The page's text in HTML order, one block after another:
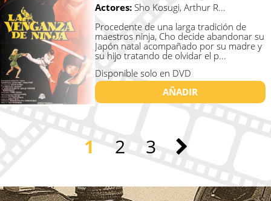
Actores: Sho Kosugi, Arthur R...
Procedente de una larga tradición de
maestros ninja, Cho decide abandonar su
Japón natal acompañado por su madre y
su hijo tratando de olvidar el p...
Disponible solo en DVD
AÑADIR
1 2 3